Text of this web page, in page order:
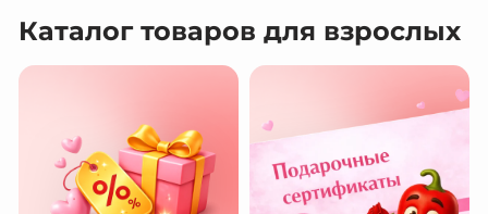
Каталог товаров для взрослых